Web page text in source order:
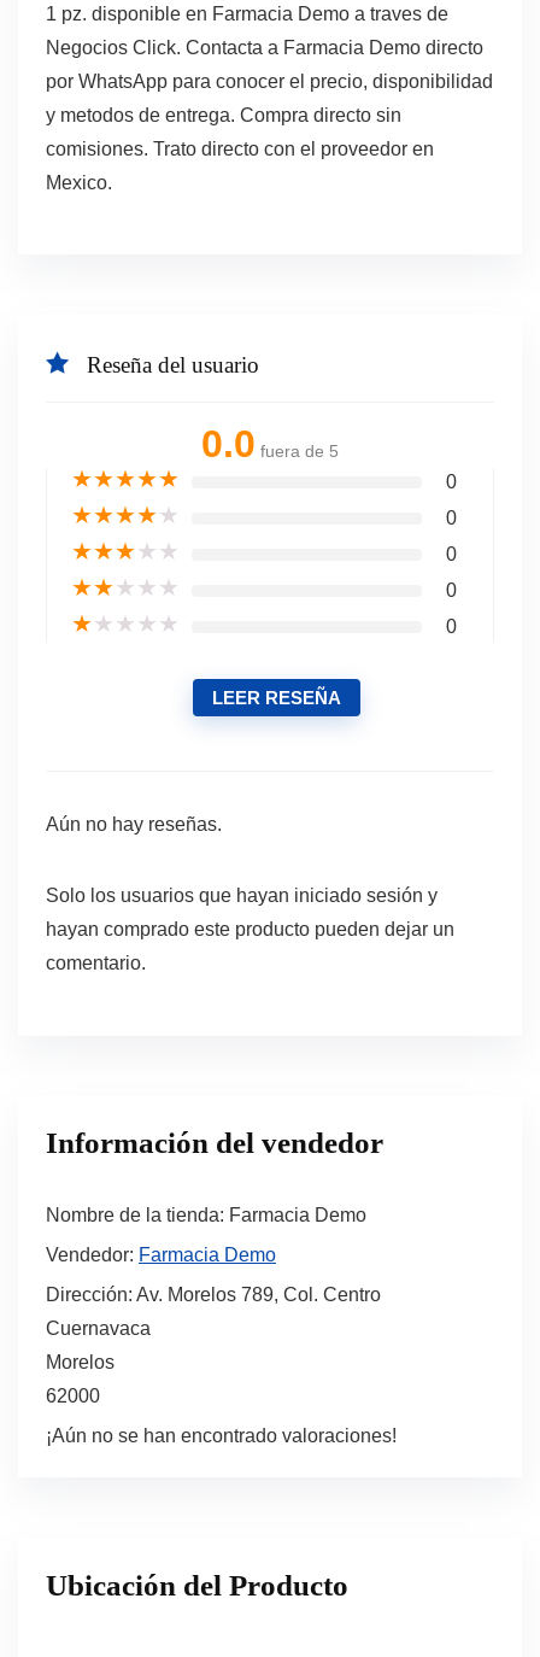
1 pz. disponible en Farmacia Demo a traves de
Negocios Click. Contacta a Farmacia Demo directo
por WhatsApp para conocer el precio, disponibilidad
y metodos de entrega. Compra directo sin
comisiones. Trato directo con el proveedor en
Mexico.
Reseña del usuario
0.0 fuera de 5
★★★★★ 0
★★★★★ 0
★★★★★ 0
★★★★★ 0
★★★★★ 0
LEER RESEÑA
Aún no hay reseñas.
Solo los usuarios que hayan iniciado sesión y
hayan comprado este producto pueden dejar un
comentario.
Información del vendedor
Nombre de la tienda: Farmacia Demo
Vendedor: Farmacia Demo
Dirección: Av. Morelos 789, Col. Centro
Cuernavaca
Morelos
62000
¡Aún no se han encontrado valoraciones!
Ubicación del Producto